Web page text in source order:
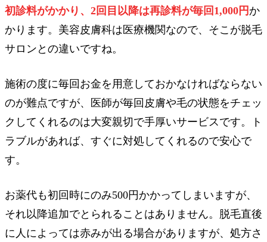
初診料がかかり、2回目以降は再診料が毎回1,000円か
かります。美容皮膚科は医療機関なので、そこが脱毛
サロンとの違いですね。
施術の度に毎回お金を用意しておかなければならない
のが難点ですが、医師が毎回皮膚や毛の状態をチェッ
クしてくれるのは大変親切で手厚いサービスです。ト
ラブルがあれば、すぐに対処してくれるので安心で
す。
お薬代も初回時にのみ500円かかってしまいますが、
それ以降追加でとられることはありません。脱毛直後
に人によっては赤みが出る場合がありますが、処方さ